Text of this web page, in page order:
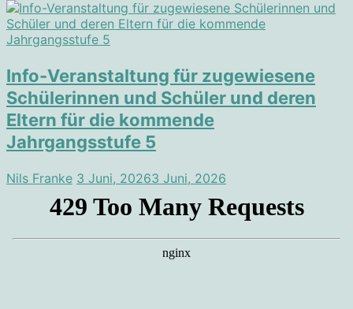
Info-Veranstaltung für zugewiesene
Schülerinnen und Schüler und deren
Eltern für die kommende
Jahrgangsstufe 5
Nils Franke 3 Juni, 20263 Juni, 2026